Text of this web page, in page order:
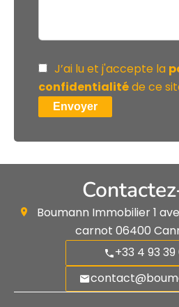
J’ai lu et j'accepte la
confidentialitéde ce
Envoyer
Boumann Immobilier1
carnot 06400
+33 4 93